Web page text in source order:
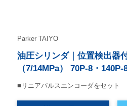
Parker TAIYO
油圧シリンダ｜位置検出器
（7/14MPa） 70P-8・140P-
■リニアパルスエンコーダをセット